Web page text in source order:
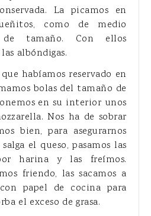
La picamos en
como de medio
de tamaño. Con ellos
albóndigas.
habíamos reservado en
bolas del tamaño de
en su interior unos
Nos ha de sobrar
bien, para asegurarnos
el queso, pasamos las
harina y las freímos.
friendo, las sacamos a
papel de cocina para
el exceso de grasa.